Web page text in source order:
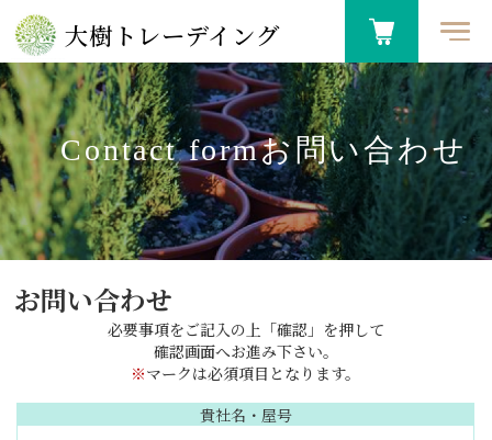
大樹トレーデイング
Contact formお問い合わせ
お問い合わせ
必要事項をご記入の上「確認」を押して
確認画面へお進み下さい。
※ マークは必須項目となります。
貴社名・屋号